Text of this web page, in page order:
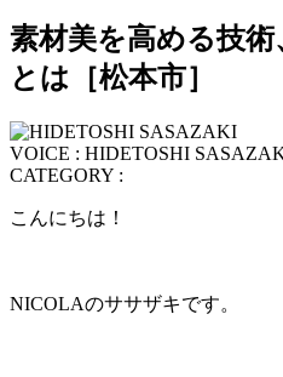
素材美を高める技
とは［松本市］
VOICE : HIDETOSHI
CATEGORY :
こんにちは！
NICOLAのササザキです。